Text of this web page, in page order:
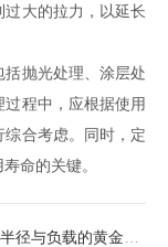
大的拉力，以延长
抛光处理、涂层处
程中，应根据使用
合考虑。同时，定
命的关键。
与负载的黄金平衡